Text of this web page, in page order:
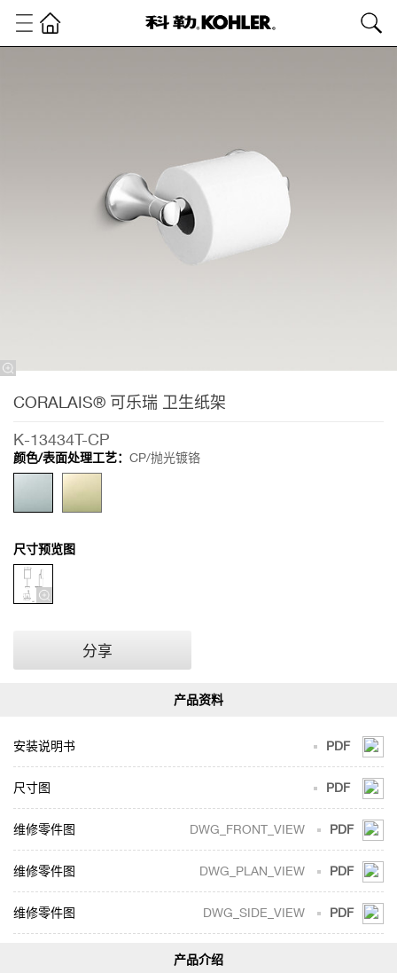
CORALAIS® 可乐瑞 卫生纸架
K-13434T-CP
颜色/表面处理工艺： CP/抛光镀铬
尺寸预览图
分享
PDF
安装说明书
PDF
尺寸图
PDF
DWG_FRONT_VIEW
PDF
DWG_PLAN_VIEW
PDF
DWG_SIDE_VIEW